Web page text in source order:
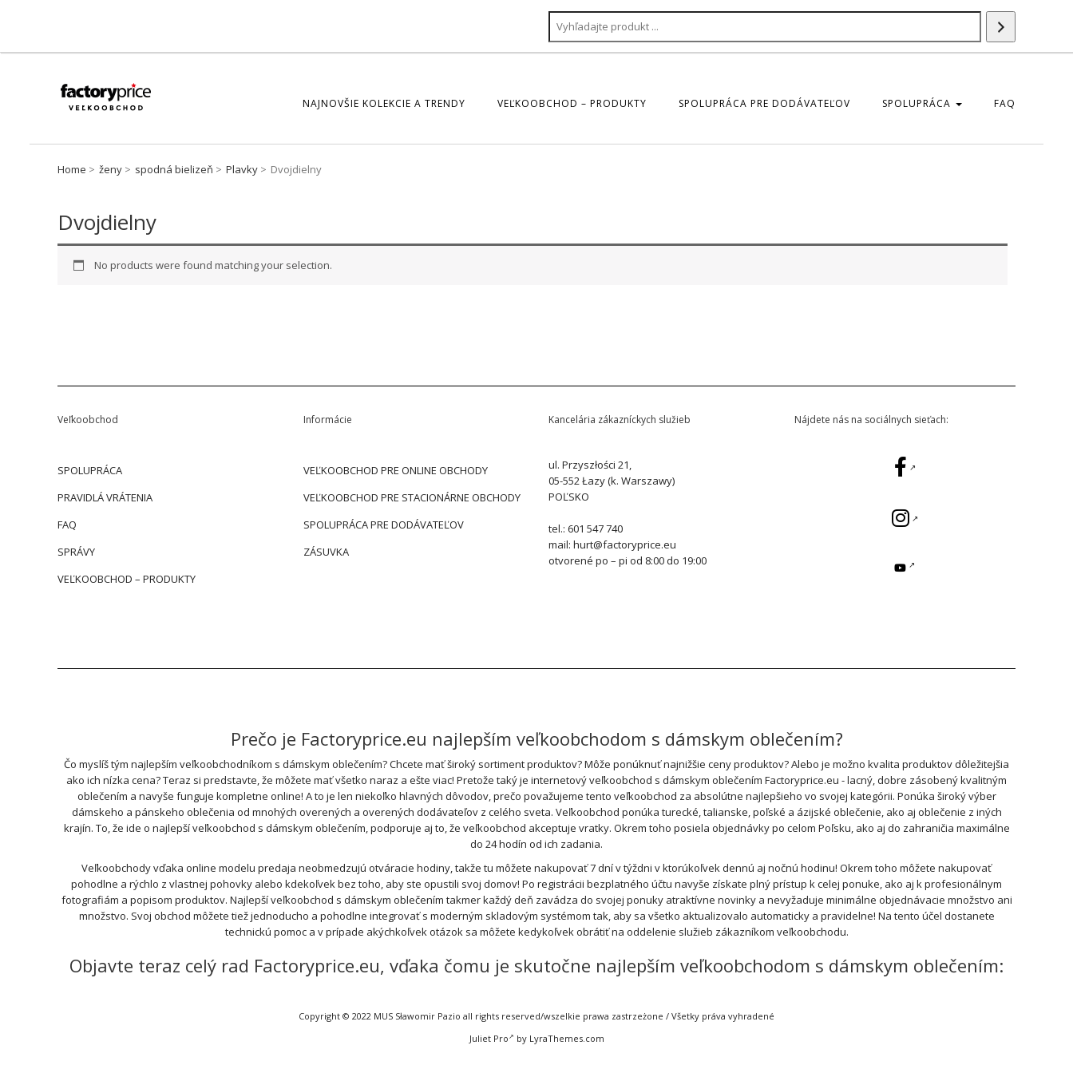
produktu
NAJNOVŠIE KOLEKCIE A TRENDY VEĽKOOBCHOD – PRODUKTY SPOLUPRÁCA PRE DODÁVATEĽOV SPOLUPRÁCA FAQ
Home ženy spodná bielizeň Plavky Dvojdielny
Dvojdielny
No products were found matching your selection.
Veľkoobchod
SPOLUPRÁCA
PRAVIDLÁ VRÁTENIA
FAQ
SPRÁVY
VEĽKOOBCHOD – PRODUKTY
Informácie
VEĽKOOBCHOD PRE ONLINE OBCHODY
VEĽKOOBCHOD PRE STACIONÁRNE OBCHODY
SPOLUPRÁCA PRE DODÁVATEĽOV
ZÁSUVKA
Kancelária zákazníckych služieb
ul. Przyszłości 21,
05-552 Łazy (k. Warszawy)
POĽSKO
tel.: 601 547 740
mail: hurt@factoryprice.eu
otvorené po – pi od 8:00 do 19:00
Nájdete nás na sociálnych sieťach:
Prečo je Factoryprice.eu najlepším veľkoobchodom s dámskym oblečením?
Čo myslíš tým najlepším veľkoobchodníkom s dámskym oblečením? Chcete mať široký sortiment produktov? Môže ponúknuť najnižšie ceny produktov? Alebo je možno kvalita produktov dôležitejšia
ako ich nízka cena? Teraz si predstavte, že môžete mať všetko naraz a ešte viac! Pretože taký je internetový veľkoobchod s dámskym oblečením Factoryprice.eu - lacný, dobre zásobený kvalitným
oblečením a navyše funguje kompletne online! A to je len niekoľko hlavných dôvodov, prečo považujeme tento veľkoobchod za absolútne najlepšieho vo svojej kategórii. Ponúka široký výber
dámskeho a pánskeho oblečenia od mnohých overených a overených dodávateľov z celého sveta. Veľkoobchod ponúka turecké, talianske, poľské a ázijské oblečenie, ako aj oblečenie z iných
krajín. To, že ide o najlepší veľkoobchod s dámskym oblečením, podporuje aj to, že veľkoobchod akceptuje vratky. Okrem toho posiela objednávky po celom Poľsku, ako aj do zahraničia maximálne
do 24 hodín od ich zadania.
Veľkoobchody vďaka online modelu predaja neobmedzujú otváracie hodiny, takže tu môžete nakupovať 7 dní v týždni v ktorúkoľvek dennú aj nočnú hodinu! Okrem toho môžete nakupovať
pohodlne a rýchlo z vlastnej pohovky alebo kdekoľvek bez toho, aby ste opustili svoj domov! Po registrácii bezplatného účtu navyše získate plný prístup k celej ponuke, ako aj k profesionálnym
fotografiám a popisom produktov. Najlepší veľkoobchod s dámskym oblečením takmer každý deň zavádza do svojej ponuky atraktívne novinky a nevyžaduje minimálne objednávacie množstvo ani
množstvo. Svoj obchod môžete tiež jednoducho a pohodlne integrovať s moderným skladovým systémom tak, aby sa všetko aktualizovalo automaticky a pravidelne! Na tento účel dostanete
technickú pomoc a v prípade akýchkoľvek otázok sa môžete kedykoľvek obrátiť na oddelenie služieb zákazníkom veľkoobchodu.
Objavte teraz celý rad Factoryprice.eu, vďaka čomu je skutočne najlepším veľkoobchodom s dámskym oblečením:
Copyright © 2022 MUS Sławomir Pazio all rights reserved/wszelkie prawa zastrzeżone / Všetky práva vyhradené
Juliet Pro
by LyraThemes.com